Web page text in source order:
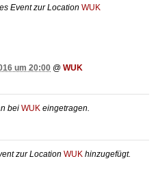
Event zur Location WUK
um 20:00 @ WUK
bei WUK eingetragen.
zur Location WUK hinzugefügt.